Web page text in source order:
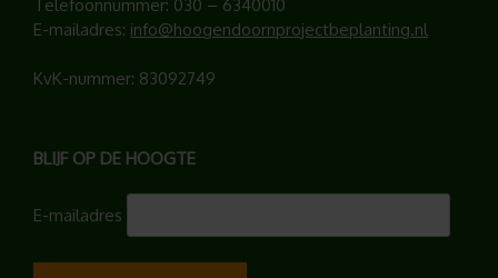
Telefoonnummer: 030 – 6340010
E-mailadres: info@hoogendoornprojectbeplanting.nl
KvK-nummer: 83092749
BLIJF OP DE HOOGTE
E-mailadres